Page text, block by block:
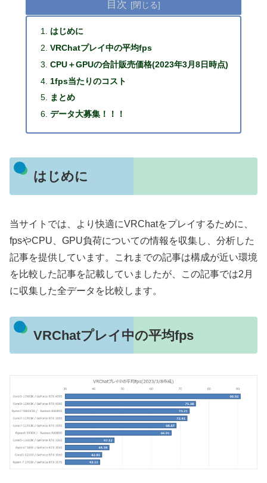
目次
はじめに
VRChatプレイ中の平均fps
CPU＋GPUの合計販売価格(2023年3月8日時点)
1fps当たりのコスト
まとめ
データ大募集！！！
はじめに
当サイトでは、より快適にVRChatをプレイするために、
fpsやCPU、GPU負荷についての情報を収集し、分析した
記事を提供しています。これまでの記事は構成が近い環境
を比較した記事を記載していましたが、この記事では2月
に収集した全データを比較します。
VRChatプレイ中の平均fps